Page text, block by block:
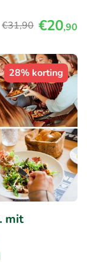
€31,90 €20,90
28% korting
mit